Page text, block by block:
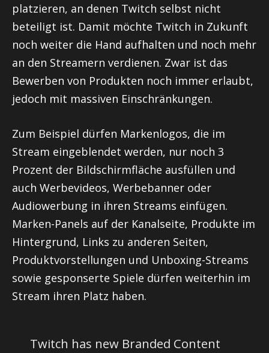
platzieren, an denen Twitch selbst nicht
beteiligt ist. Damit möchte Twitch in Zukunft
noch weiter die Hand aufhalten und noch mehr
an den Streamern verdienen. Zwar ist das
Bewerben von Produkten noch immer erlaubt,
jedoch mit massiven Einschränkungen.
Zum Beispiel dürfen Markenlogos, die im
Stream eingeblendet werden, nur noch 3
Prozent der Bildschirmfläche ausfüllen und
auch Werbevideos, Werbebanner oder
Audiowerbung in ihren Streams einfügen.
Marken-Panels auf der Kanalseite, Produkte im
Hintergrund, Links zu anderen Seiten,
Produktvorstellungen und Unboxing-Streams
sowie gesponserte Spiele dürfen weiterhin im
Stream ihren Platz haben.
Twitch has new Branded Content